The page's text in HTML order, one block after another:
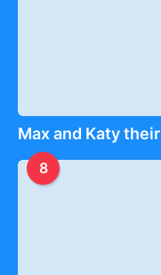
Max and Katy
8